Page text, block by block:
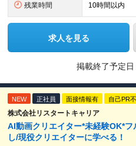
残業時間 10時間以内
求人を見る
掲載終了予定日
NEW 正社員 面接情報有 自己PR
株式会社リスタートキャリア
AI動画クリエイター*未経験OK*
し/現役クリエイターに学べる！